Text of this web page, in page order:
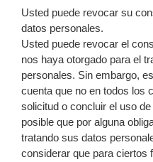
Usted puede revocar su
datos personales.
Usted puede revocar el
nos haya otorgado para el
personales. Sin embargo,
cuenta que no en todos los
solicitud o concluir el uso
posible que por alguna
tratando sus datos
considerar que para ciertos